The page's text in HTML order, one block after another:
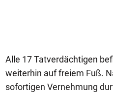
Alle 17 Tatverdächtigen
weiterhin auf freiem Fuß.
sofortigen Vernehmung